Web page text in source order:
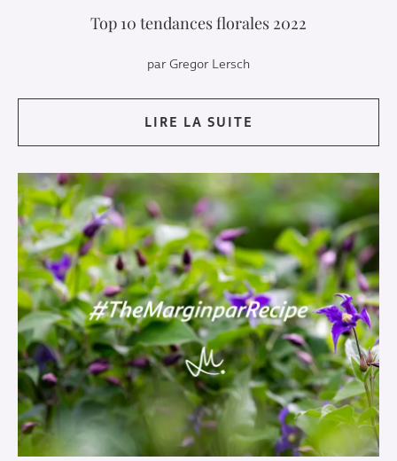
Top 10 tendances florales 2022
par Gregor Lersch
LIRE LA SUITE